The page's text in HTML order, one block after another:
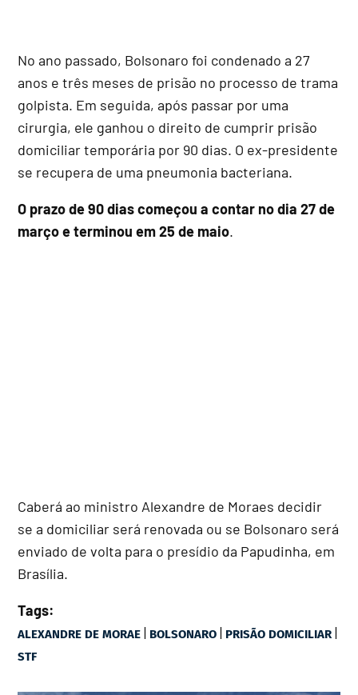
No ano passado, Bolsonaro foi condenado a 27
anos e três meses de prisão no processo de trama
golpista. Em seguida, após passar por uma
cirurgia, ele ganhou o direito de cumprir prisão
domiciliar temporária por 90 dias. O ex-presidente
se recupera de uma pneumonia bacteriana.
O prazo de 90 dias começou a contar no dia 27 de
março e terminou em 25 de maio.
Caberá ao ministro Alexandre de Moraes decidir
se a domiciliar será renovada ou se Bolsonaro será
enviado de volta para o presídio da Papudinha, em
Brasília.
Tags:
ALEXANDRE DE MORAE | BOLSONARO | PRISÃO DOMICILIAR |
STF